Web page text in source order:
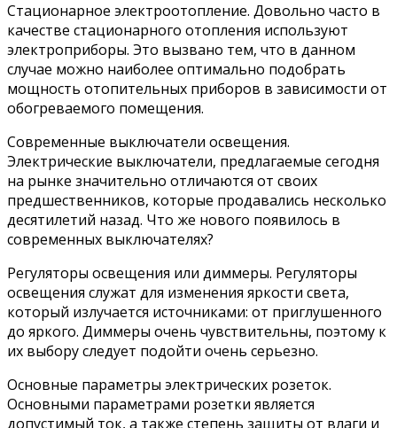
Стационарное электроотопление. Довольно часто в
качестве стационарного отопления используют
электроприборы. Это вызвано тем, что в данном
случае можно наиболее оптимально подобрать
мощность отопительных приборов в зависимости от
обогреваемого помещения.
Современные выключатели освещения.
Электрические выключатели, предлагаемые сегодня
на рынке значительно отличаются от своих
предшественников, которые продавались несколько
десятилетий назад. Что же нового появилось в
современных выключателях?
Регуляторы освещения или диммеры. Регуляторы
освещения служат для изменения яркости света,
который излучается источниками: от приглушенного
до яркого. Диммеры очень чувствительны, поэтому к
их выбору следует подойти очень серьезно.
Основные параметры электрических розеток.
Основными параметрами розетки является
допустимый ток, а также степень защиты от влаги и